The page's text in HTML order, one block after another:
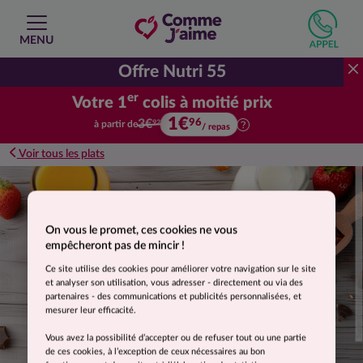
MENU
Offre Nutri 55
Votre 1er colis à moitié prix
Votre premier colis à moitié prix.
à partir de3€92 1€96/ repas
Voir tous les plats
Suggestion de présentation. Photo non contractuelle.
On vous le promet, ces cookies ne vous
empêcheront pas de mincir !
Ce site utilise des cookies pour améliorer votre navigation sur le site
et analyser son utilisation, vous adresser - directement ou via des
partenaires - des communications et publicités personnalisées, et
mesurer leur efficacité.
Vous avez la possibilité d’accepter ou de refuser tout ou une partie
de ces cookies, à l’exception de ceux nécessaires au bon